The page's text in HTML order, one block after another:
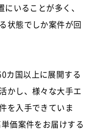
いることが多く、
状態でしか案件が回
カ国以上に展開する
かし、様々な大手エ
を入手できていま
価案件をお届けする